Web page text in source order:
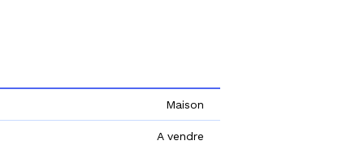
Maison
A vendre